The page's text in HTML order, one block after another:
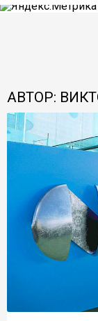
АВТОР: